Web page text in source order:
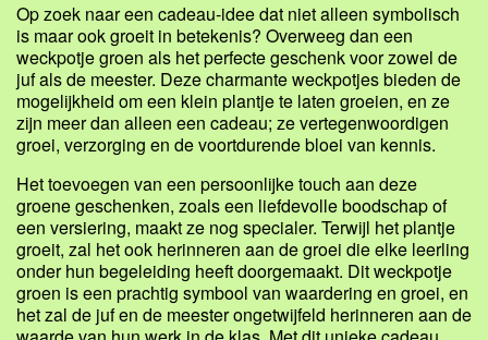
Op zoek naar een cadeau-idee dat niet alleen symbolisch
is maar ook groeit in betekenis? Overweeg dan een
weckpotje groen als het perfecte geschenk voor zowel de
juf als de meester. Deze charmante weckpotjes bieden de
mogelijkheid om een klein plantje te laten groeien, en ze
zijn meer dan alleen een cadeau; ze vertegenwoordigen
groei, verzorging en de voortdurende bloei van kennis.
Het toevoegen van een persoonlijke touch aan deze
groene geschenken, zoals een liefdevolle boodschap of
een versiering, maakt ze nog specialer. Terwijl het plantje
groeit, zal het ook herinneren aan de groei die elke leerling
onder hun begeleiding heeft doorgemaakt. Dit weckpotje
groen is een prachtig symbool van waardering en groei, en
het zal de juf en de meester ongetwijfeld herinneren aan de